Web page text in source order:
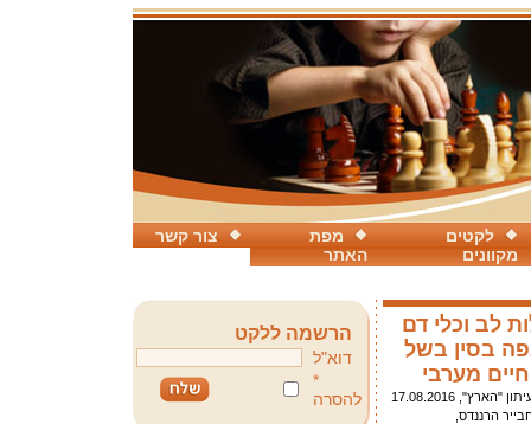
צור קשר
מפת
האתר
לקטים
מקוונים
לב וכלי דם
בסין בשל
מערבי
"הארץ", 17.08.2016
הרננדס,
הרשמה ללקט
דוא"ל
*
להסרה